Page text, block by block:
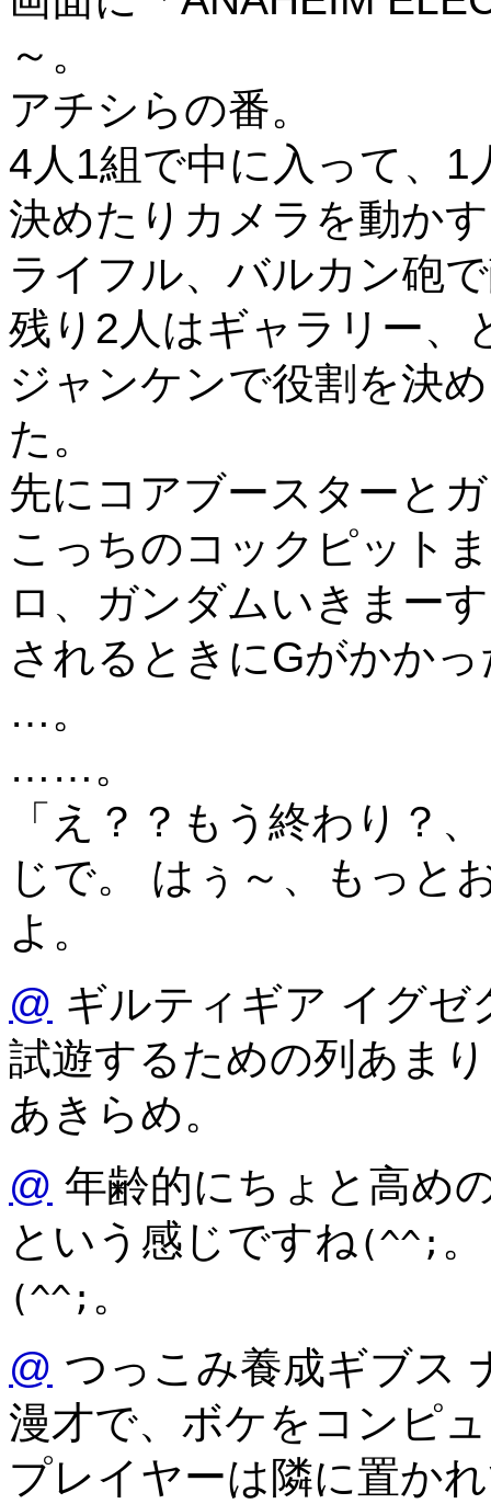
～。
アチシらの番。
4人1組で中に入って、
決めたりカメラを動か
ライフル、バルカン砲
残り2人はギャラリー、
ジャンケンで役割を決
た。
先にコアブースターと
こっちのコックピット
ロ、ガンダムいきまー
されるときにGがかか
…。
……。
「え？？もう終わり？
じで。 はぅ～、もっと
よ。
@ ギルティギア イグゼ
試遊するための列あま
あきらめ。
@ 年齢的にちょと高め
という感じですね (^^;
(^^; 。
@ つっこみ養成ギブス
漫才で、ボケをコンピ
プレイヤーは隣に置か